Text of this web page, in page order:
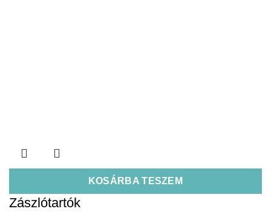
KOSÁRBA TESZEM
Zászlótartók